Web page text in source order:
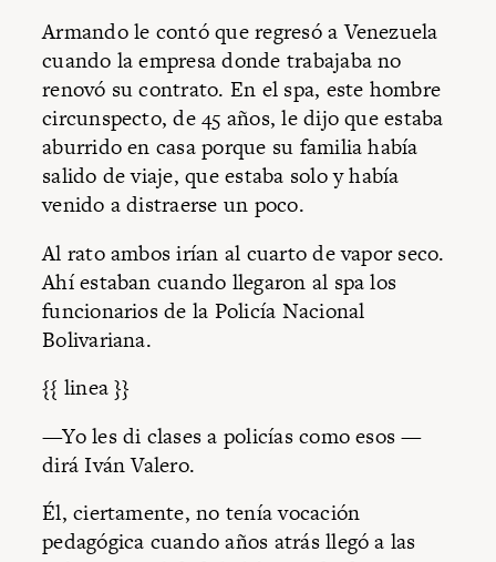
Armando le contó que regresó a Venezuela
cuando la empresa donde trabajaba no
renovó su contrato. En el spa, este hombre
circunspecto, de 45 años, le dijo que estaba
aburrido en casa porque su familia había
salido de viaje, que estaba solo y había
venido a distraerse un poco.
Al rato ambos irían al cuarto de vapor seco.
Ahí estaban cuando llegaron al spa los
funcionarios de la Policía Nacional
Bolivariana.
{{ linea }}
—Yo les di clases a policías como esos —
dirá Iván Valero.
Él, ciertamente, no tenía vocación
pedagógica cuando años atrás llegó a las